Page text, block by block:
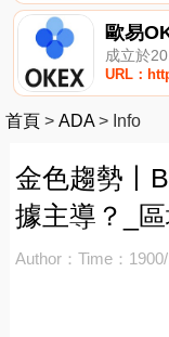
歐易
成立於
URL：
首頁 > ADA> Info
金色趨勢丨
據主導？_
Author： Time：